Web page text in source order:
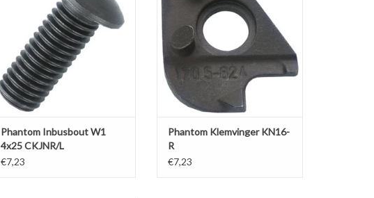
TOEVOEGEN AAN WINKELWAGEN
Phantom Inbusbout W1
4x25 CKJNR/L
€7,23
TOEVOEGEN AAN WINKELWAGEN
Phantom Klemvinger KN16-
R
€7,23